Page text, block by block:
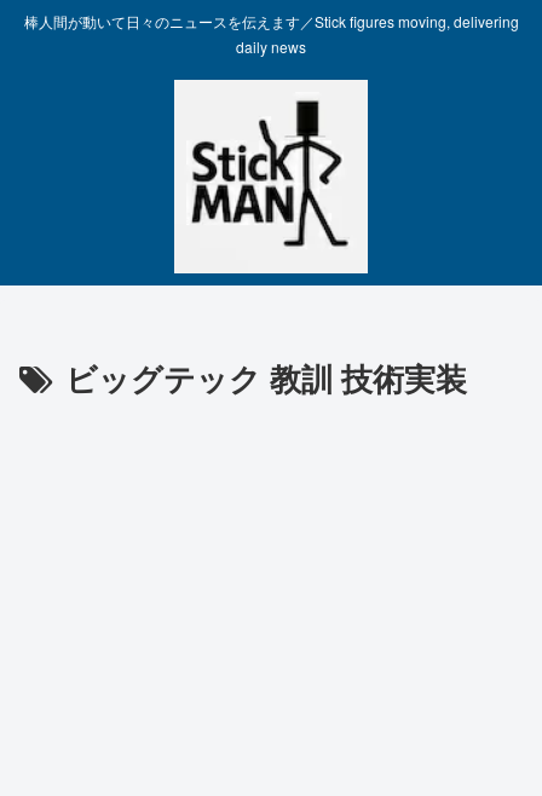
棒人間が動いて日々のニュースを伝えます／Stick figures moving, delivering
daily news
ビッグテック 教訓 技術実装